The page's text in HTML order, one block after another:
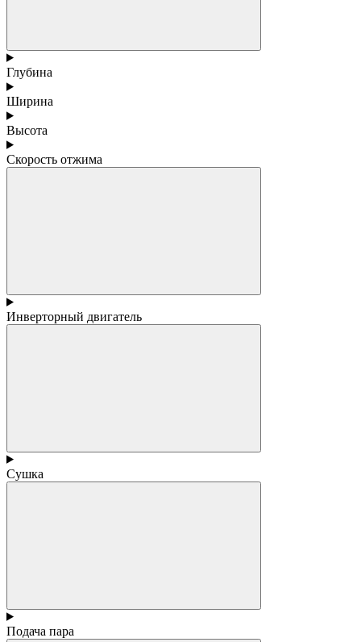
Глубина
Ширина
Высота
Скорость отжима
Инверторный двигатель
Сушка
Подача пара